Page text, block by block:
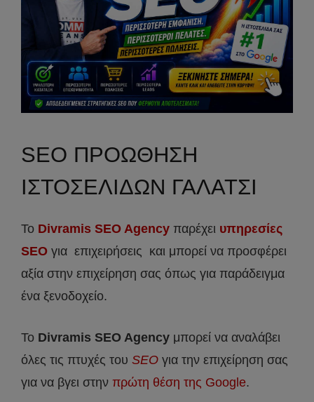
SEO ΠΡΟΩΘΗΣΗ
ΙΣΤΟΣΕΛΙΔΩΝ ΓΑΛΑΤΣΙ
Το Divramis SEO Agency παρέχει υπηρεσίες
SEO για επιχειρήσεις και μπορεί να προσφέρει
αξία στην επιχείρηση σας όπως για παράδειγμα
ένα ξενοδοχείο.
Το Divramis SEO Agency μπορεί να αναλάβει
όλες τις πτυχές του SEO για την επιχείρηση σας
για να βγει στην πρώτη θέση της Google.